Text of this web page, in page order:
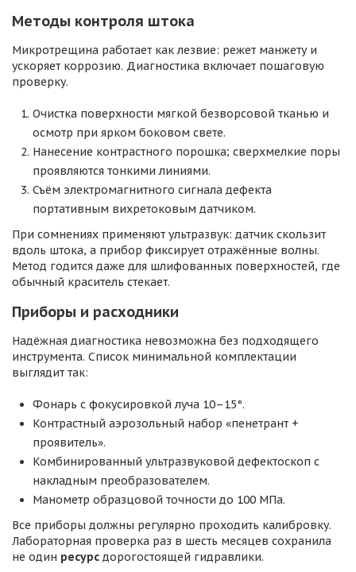
Методы контроля штока
Микротрещина работает как лезвие: режет манжету и
ускоряет коррозию. Диагностика включает пошаговую
проверку.
Очистка поверхности мягкой безворсовой тканью и
осмотр при ярком боковом свете.
Нанесение контрастного порошка; сверхмелкие поры
проявляются тонкими линиями.
Съём электромагнитного сигнала дефекта
портативным вихретоковым датчиком.
При сомнениях применяют ультразвук: датчик скользит
вдоль штока, а прибор фиксирует отражённые волны.
Метод годится даже для шлифованных поверхностей, где
обычный краситель стекает.
Приборы и расходники
Надёжная диагностика невозможна без подходящего
инструмента. Список минимальной комплектации
выглядит так:
Фонарь с фокусировкой луча 10–15°.
Контрастный аэрозольный набор «пенетрант +
проявитель».
Комбинированный ультразвуковой дефектоскоп с
накладным преобразователем.
Манометр образцовой точности до 100 МПа.
Все приборы должны регулярно проходить калибровку.
Лабораторная проверка раз в шесть месяцев сохранила
не один ресурс дорогостоящей гидравлики.